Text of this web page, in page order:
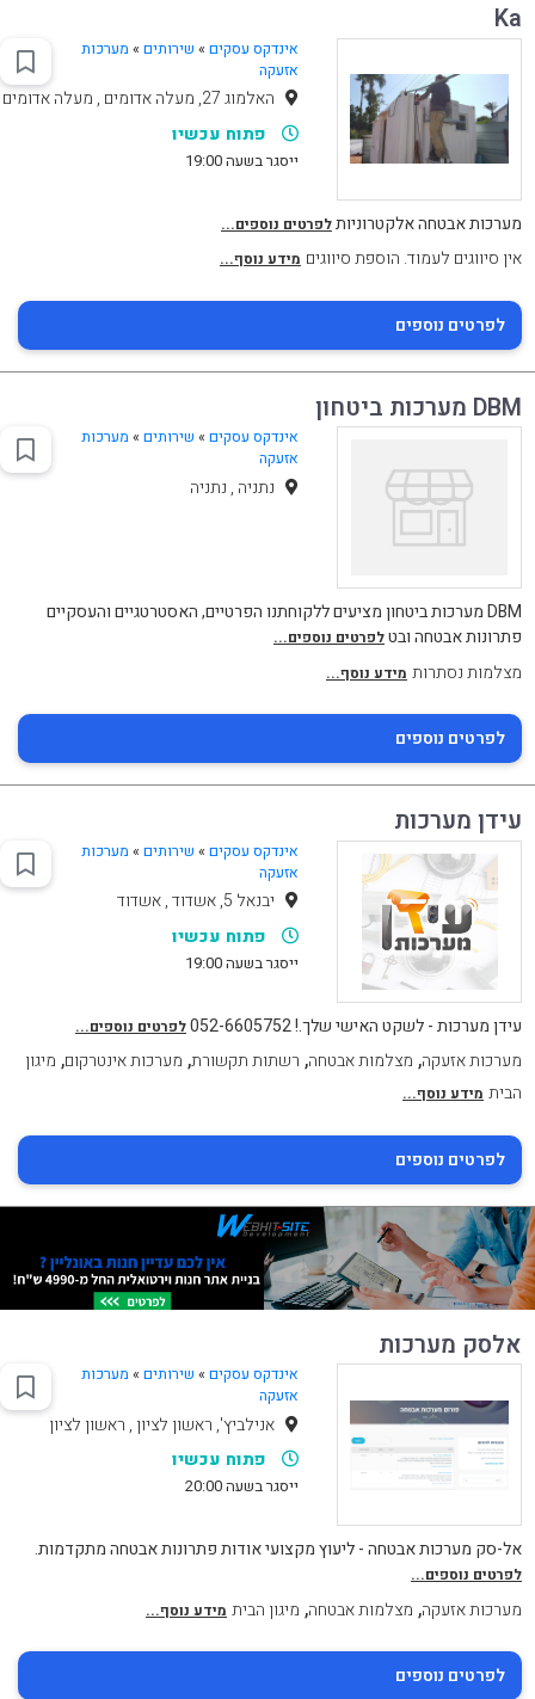
Ka
אינדקס עסקים » שירותים» מערכות
אזעקה
האלמוג 27, מעלה אדומים , מעלה אדומים
פתוח עכשיו
ייסגר בשעה 19:00
מערכות אבטחה אלקטרוניותלפרטים נוספים...
אין סיווגים לעמוד. הוספת סיווגים מידע נוסף...
לפרטים נוספים
DBM מערכות ביטחון
אינדקס עסקים » שירותים» מערכות
אזעקה
נתניה , נתניה
DBM מערכות ביטחון מציעים ללקוחתנו הפרטיים, האסטרטגיים והעסקיים
פתרונות אבטחה ובטלפרטים נוספים...
מצלמות נסתרות מידע נוסף...
לפרטים נוספים
עידן מערכות
אינדקס עסקים » שירותים» מערכות
אזעקה
יבנאל 5, אשדוד , אשדוד
פתוח עכשיו
ייסגר בשעה 19:00
עידן מערכות - לשקט האישי שלך.! 052-6605752 לפרטים נוספים...
מערכות אזעקה, מצלמות אבטחה, רשתות תקשורת, מערכות אינטרקום, מיגון
הבית מידע נוסף...
לפרטים נוספים
אלסק מערכות
אינדקס עסקים » שירותים» מערכות
אזעקה
אנילביץ', ראשון לציון , ראשון לציון
פתוח עכשיו
ייסגר בשעה 20:00
אל-סק מערכות אבטחה - ליעוץ מקצועי אודות פתרונות אבטחה מתקדמות.
לפרטים נוספים...
מערכות אזעקה, מצלמות אבטחה, מיגון הבית מידע נוסף...
לפרטים נוספים